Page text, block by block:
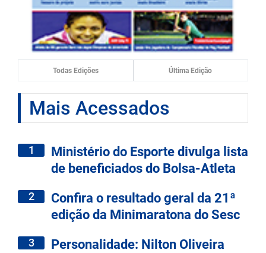
Todas Edições Última Edição
Mais Acessados
1
Ministério do Esporte divulga lista
de beneficiados do Bolsa-Atleta
2
Confira o resultado geral da 21ª
edição da Minimaratona do Sesc
3
Personalidade: Nilton Oliveira